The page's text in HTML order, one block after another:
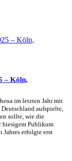
– Köln,
im letzten Jahr mit
aufspielte,
sollte, wie die
hiesigem Publikum
Jahres erfolgte erst